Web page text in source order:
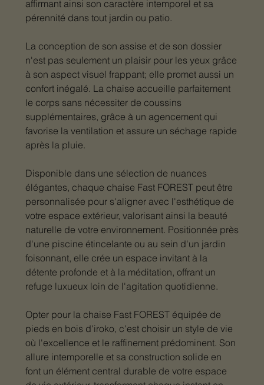
affirmant ainsi son caractère intemporel et sa
pérennité dans tout jardin ou patio.
La conception de son assise et de son dossier
n'est pas seulement un plaisir pour les yeux grâce
à son aspect visuel frappant; elle promet aussi un
confort inégalé. La chaise accueille parfaitement
le corps sans nécessiter de coussins
supplémentaires, grâce à un agencement qui
favorise la ventilation et assure un séchage rapide
après la pluie.
Disponible dans une sélection de nuances
élégantes, chaque chaise Fast FOREST peut être
personnalisée pour s'aligner avec l'esthétique de
votre espace extérieur, valorisant ainsi la beauté
naturelle de votre environnement. Positionnée près
d'une piscine étincelante ou au sein d'un jardin
foisonnant, elle crée un espace invitant à la
détente profonde et à la méditation, offrant un
refuge luxueux loin de l'agitation quotidienne.
Opter pour la chaise Fast FOREST équipée de
pieds en bois d'iroko, c'est choisir un style de vie
où l'excellence et le raffinement prédominent. Son
allure intemporelle et sa construction solide en
font un élément central durable de votre espace